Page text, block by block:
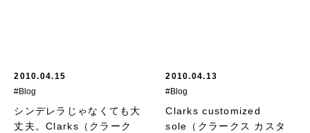
2010.04.15
#Blog
シンデレラじゃなくても大
丈夫。Clarks（クラーク
2010.04.13
#Blog
Clarks customized
sole（クラークス カスタ